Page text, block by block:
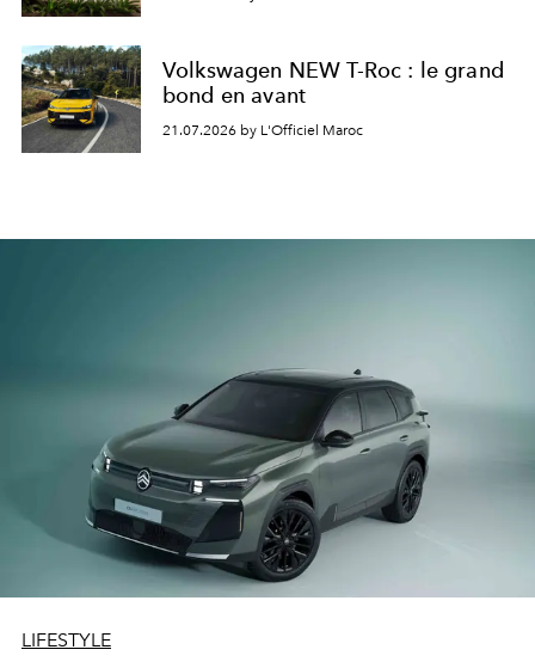
Volkswagen NEW T-Roc : le grand
bond en avant
21.07.2026 by L'Officiel Maroc
LIFESTYLE